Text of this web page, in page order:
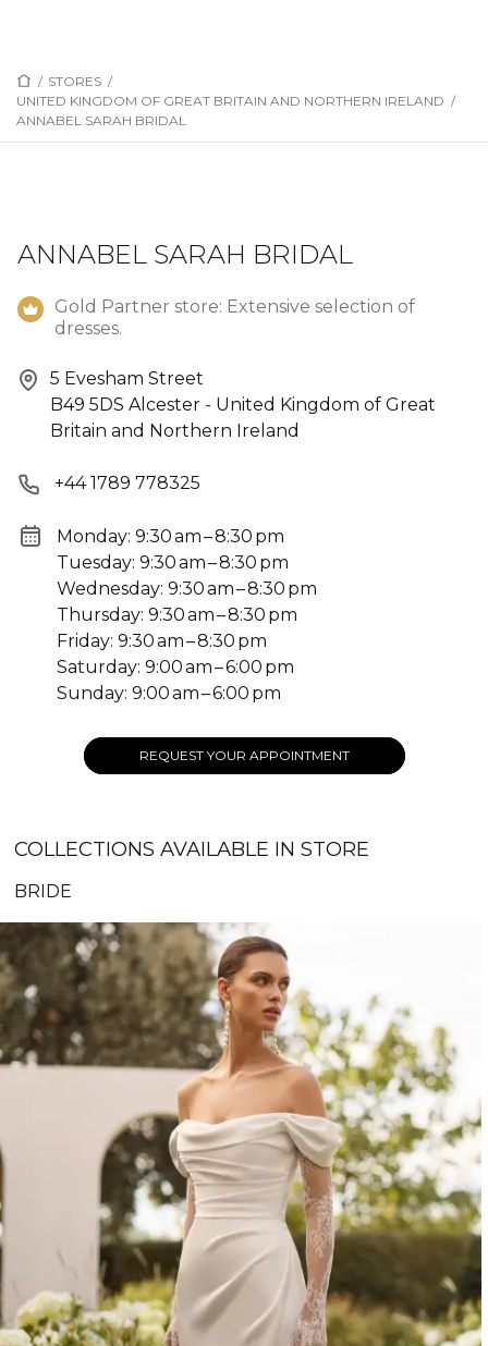
/ STORES /
UNITED KINGDOM OF GREAT BRITAIN AND NORTHERN IRELAND /
ANNABEL SARAH BRIDAL
ANNABEL SARAH BRIDAL
Gold Partner store: Extensive selection of
dresses.
5 Evesham Street
B49 5DS Alcester - United Kingdom of Great
Britain and Northern Ireland
+44 1789 778325
Monday: 9:30 am – 8:30 pm
Tuesday: 9:30 am – 8:30 pm
Wednesday: 9:30 am – 8:30 pm
Thursday: 9:30 am – 8:30 pm
Friday: 9:30 am – 8:30 pm
Saturday: 9:00 am – 6:00 pm
Sunday: 9:00 am – 6:00 pm
REQUEST YOUR APPOINTMENT
COLLECTIONS AVAILABLE IN STORE
BRIDE